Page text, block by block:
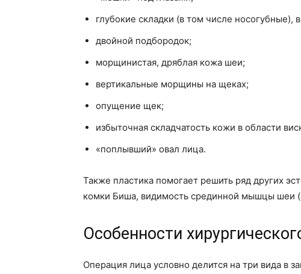
глубокие складки (в том числе
двойной подбородок;
морщинистая, дряблая кожа шеи;
вертикальные морщины на щеках;
опущение щек;
избыточная складчатость кожи в области
«поплывший» овал лица.
Также пластика помогает решить ряд других
комки Биша, видимость срединной мышцы шеи
Особенности
Операция лица условно делится на три вида в